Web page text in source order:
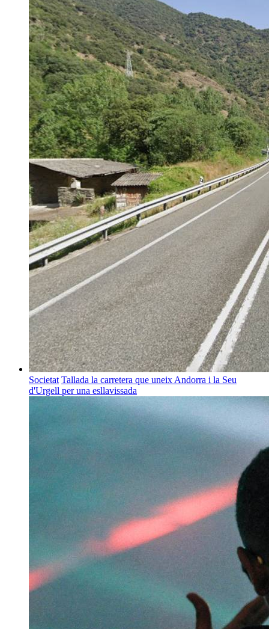
Societat Tallada la carretera que uneix Andorra i la Seu
d'Urgell per una esllavissada